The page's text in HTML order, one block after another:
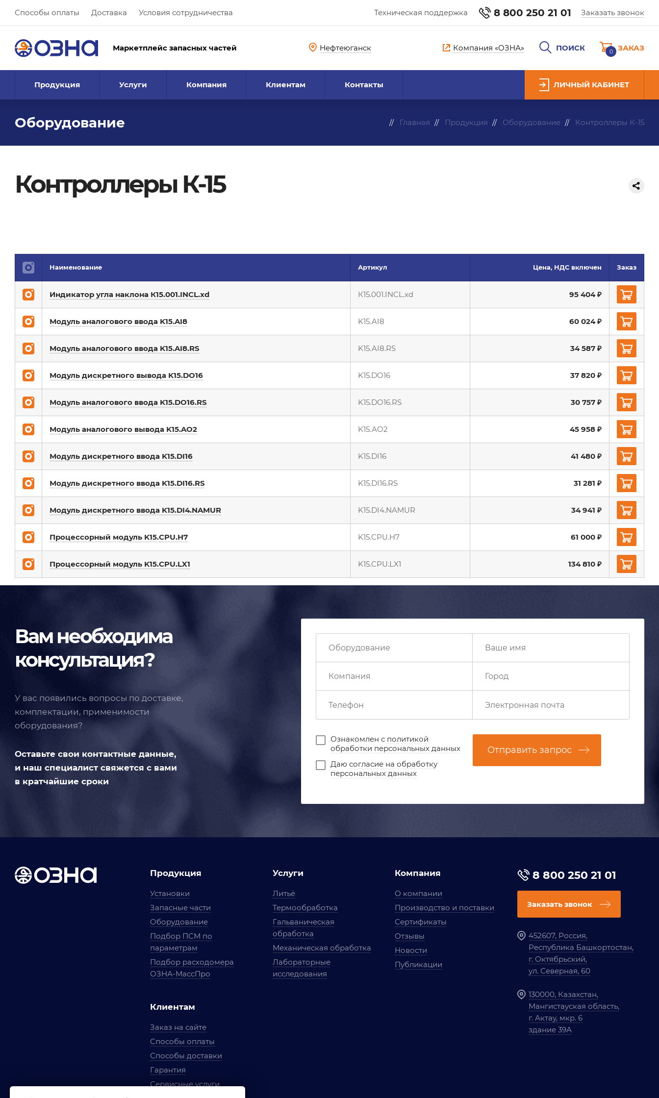
Способы оплаты Доставка Условия сотрудничества Техническая поддержка 8 800 250 21 01 Заказать звонок
Маркетплейс запасных частей Нефтеюганск Компания «ОЗНА» ПОИСК 0 ЗАКАЗ
Продукция Услуги Компания Клиентам Контакты ЛИЧНЫЙ КАБИНЕТ
Оборудование Главная Продукция Оборудование Контроллеры К-15
Контроллеры К-15
Наименование Артикул Цена, НДС включен Заказ
Индикатор угла наклона К15.001.INCL.xd К15.001.INCL.xd 95 404 ₽
Модуль аналогового ввода K15.AI8 K15.AI8 60 024 ₽
Модуль аналогового ввода K15.AI8.RS K15.AI8.RS 34 587 ₽
Модуль дискретного вывода K15.DO16 K15.DO16 37 820 ₽
Модуль аналогового ввода K15.DO16.RS K15.DO16.RS 30 757 ₽
Модуль аналогового вывода K15.AO2 K15.AO2 45 958 ₽
Модуль дискретного ввода K15.DI16 K15.DI16 41 480 ₽
Модуль дискретного ввода K15.DI16.RS K15.DI16.RS 31 281 ₽
Модуль дискретного ввода K15.DI4.NAMUR K15.DI4.NAMUR 34 941 ₽
Процессорный модуль K15.CPU.H7 K15.CPU.H7 61 000 ₽
Процессорный модуль K15.CPU.LX1 K15.CPU.LX1 134 810 ₽
Вам необходима
консультация?
У вас появились вопросы по доставке,
комплектации, применимости
оборудования?
Оставьте свои контактные данные,
и наш специалист свяжется с вами
в кратчайшие сроки
Ознакомлен с политикой
обработки персональных данных
Даю согласие на обработку
персональных данных
Отправить запрос
Продукция
Установки
Запасные части
Оборудование
Подбор ПСМ по
параметрам
Подбор расходомера
ОЗНА-МассПро
Клиентам
Заказ на сайте
Способы оплаты
Способы доставки
Гарантия
Сервисные услуги
Услуги
Литьё
Термообработка
Гальваническая
обработка
Механическая обработка
Лабораторные
исследования
Компания
О компании
Производство и поставки
Сертификаты
Отзывы
Новости
Публикации
8 800 250 21 01
Заказать звонок
452607, Россия,
Республика Башкортостан,
г. Октябрьский,
ул. Северная, 60
130000, Казахстан,
Мангистауская область,
г. Актау, мкр. 6
здание 39А